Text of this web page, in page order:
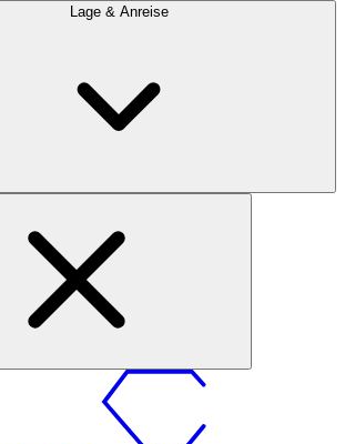
Lage & Anreise